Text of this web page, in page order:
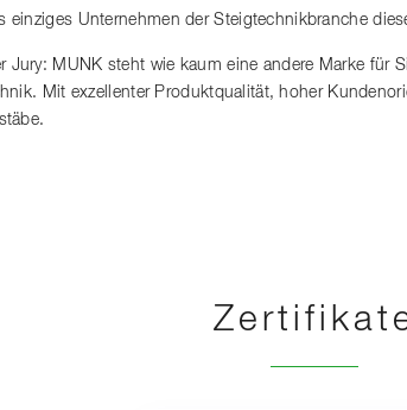
einziges Unternehmen der Steigtechnikbranche
Jury: MUNK steht wie kaum eine andere Marke für
Mit exzellenter Produktqualität, hoher